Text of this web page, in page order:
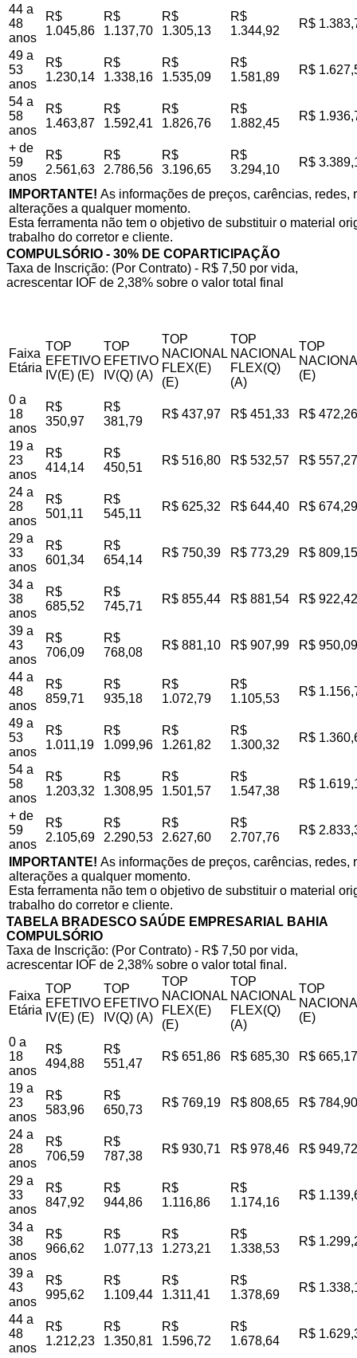
44 a
48
anos
R$
1.045,86
R$
1.137,70
R$
1.305,13
R$
1.344,92
R$
49 a
53
anos
R$
1.230,14
R$
1.338,16
R$
1.535,09
R$
1.581,89
R$
54 a
58
anos
R$
1.463,87
R$
1.592,41
R$
1.826,76
R$
1.882,45
R$
+ de
59
anos
R$
2.561,63
R$
2.786,56
R$
3.196,65
R$
3.294,10
R$
IMPORTANTE! As informações de preços, carências,
alterações a qualquer momento.
Esta ferramenta não tem o objetivo de substituir o material
trabalho do corretor e cliente.
COMPULSÓRIO - 30% DE COPARTICIPAÇÃO
Taxa de Inscrição: (Por Contrato) - R$ 7,50 por vida,
acrescentar IOF de 2,38% sobre o valor total final
Faixa
Etária
TOP
EFETIVO
IV(E) (E)
TOP
EFETIVO
IV(Q) (A)
TOP
NACIONAL
FLEX(E)
(E)
TOP
NACIONAL
FLEX(Q)
(A)
TOP
(E)
0 a
18
anos
R$
350,97
R$
381,79
R$ 437,97 R$ 451,33 R$ 472,26
19 a
23
anos
R$
414,14
R$
450,51
R$ 516,80 R$ 532,57 R$ 557,27
24 a
28
anos
R$
501,11
R$
545,11
R$ 625,32 R$ 644,40 R$ 674,29
29 a
33
anos
R$
601,34
R$
654,14
R$ 750,39 R$ 773,29 R$ 809,15
34 a
38
anos
R$
685,52
R$
745,71
R$ 855,44 R$ 881,54 R$ 922,42
39 a
43
anos
R$
706,09
R$
768,08
R$ 881,10 R$ 907,99 R$ 950,09
44 a
48
anos
R$
859,71
R$
935,18
R$
1.072,79
R$
1.105,53
R$
49 a
53
anos
R$
1.011,19
R$
1.099,96
R$
1.261,82
R$
1.300,32
R$
54 a
58
anos
R$
1.203,32
R$
1.308,95
R$
1.501,57
R$
1.547,38
R$
+ de
59
anos
R$
2.105,69
R$
2.290,53
R$
2.627,60
R$
2.707,76
R$
IMPORTANTE! As informações de preços, carências,
alterações a qualquer momento.
Esta ferramenta não tem o objetivo de substituir o material
trabalho do corretor e cliente.
TABELA BRADESCO SAÚDE EMPRESARIAL BAHIA
COMPULSÓRIO
Taxa de Inscrição: (Por Contrato) - R$ 7,50 por vida,
acrescentar IOF de 2,38% sobre o valor total final.
Faixa
Etária
TOP
EFETIVO
IV(E) (E)
TOP
EFETIVO
IV(Q) (A)
TOP
NACIONAL
FLEX(E)
(E)
TOP
NACIONAL
FLEX(Q)
(A)
TOP
(E)
0 a
18
anos
R$
494,88
R$
551,47
R$ 651,86 R$ 685,30 R$ 665,17
19 a
23
anos
R$
583,96
R$
650,73
R$ 769,19 R$ 808,65 R$ 784,90
24 a
28
anos
R$
706,59
R$
787,38
R$ 930,71 R$ 978,46 R$ 949,72
29 a
33
anos
R$
847,92
R$
944,86
R$
1.116,86
R$
1.174,16
R$
34 a
38
anos
R$
966,62
R$
1.077,13
R$
1.273,21
R$
1.338,53
R$
39 a
43
anos
R$
995,62
R$
1.109,44
R$
1.311,41
R$
1.378,69
R$
44 a
48
anos
R$
1.212,23
R$
1.350,81
R$
1.596,72
R$
1.678,64
R$